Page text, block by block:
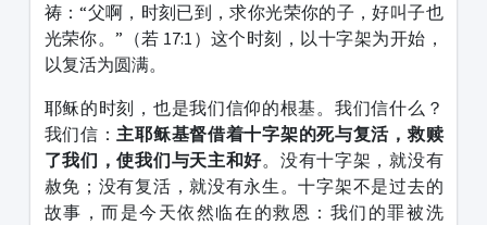
祷：“父啊，时刻已到，求你光荣你的子，好叫子也
光荣你。”（若 17:1）这个时刻，以十字架为开始，
以复活为圆满。
耶稣的时刻，也是我们信仰的根基。我们信什么？
我们信：主耶稣基督借着十字架的死与复活，救赎
了我们，使我们与天主和好。没有十字架，就没有
赦免；没有复活，就没有永生。十字架不是过去的
故事，而是今天依然临在的救恩：我们的罪被洗